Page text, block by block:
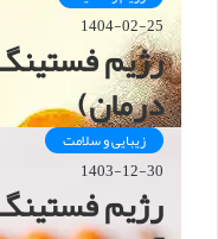
1404-02-25
رژیم
درمان)
زیبایی و سلامت
1403-12-30
رژیم